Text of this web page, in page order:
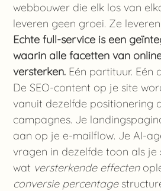
webbouwer die elk los van
leveren geen groei. Ze leveren
Echte full-service is een
waarin alle facetten van
versterken. Eén partituur. Eén
De SEO-content op je site
vanuit dezelfde positionering
campagnes. Je
aan op je e-mailflow. Je AI-
vragen in dezelfde toon als je
wat versterkende effecten
conversie percentage